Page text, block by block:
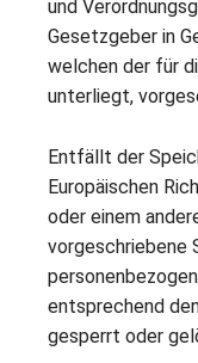
und
Gesetzgeber in
welchen der für
unterliegt,
Entfällt der
Europäischen
oder einem
vorgeschriebene
entsprechend
gesperrt oder